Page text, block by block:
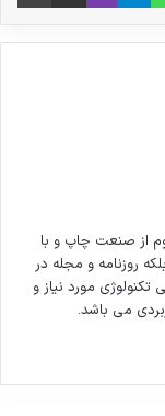
از صنعت چاپ و با
روزنامه و مجله در
مورد نیاز و
می باشد.